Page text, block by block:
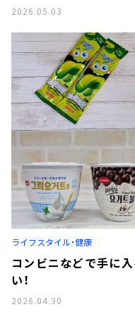
2026.05.03
ライフスタイル・健康
コンビニなどで手に
い！
2026.04.30